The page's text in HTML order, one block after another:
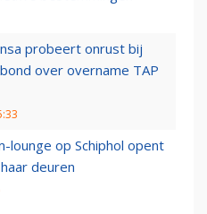
probeert onrust bij
over overname TAP
lounge op Schiphol opent
deuren